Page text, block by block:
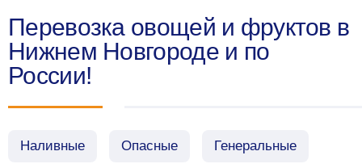
Перевозка овощей и фруктов в
Нижнем Новгороде и по
России!
Наливные Опасные Генеральные